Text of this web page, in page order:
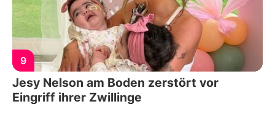
9
Jesy Nelson am Boden zerstört vor
Eingriff ihrer Zwillinge